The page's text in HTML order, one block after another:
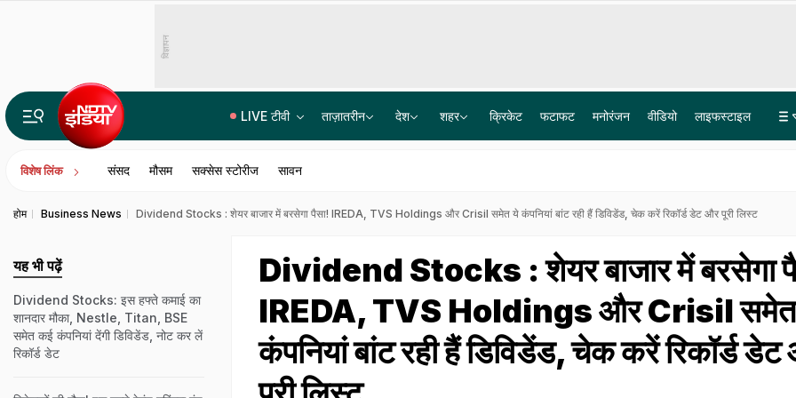
विज्ञापन
LIVE टीवी ताज़ातरीन देश शहर क्रिकेट फटाफट मनोरंजन वीडियो लाइफस्टाइल
विशेष लिंक संसद मौसम सक्सेस स्टोरीज सावन
होम Business News Dividend Stocks : शेयर बाजार में बरसेगा पैसा! IREDA, TVS Holdings और Crisil समेत ये कंपनियां बांट रही हैं डिविडेंड, चेक करें रिकॉर्ड डेट और पूरी लिस्ट
Dividend Stocks : शेयर बाजार में बरसेगा
IREDA, TVS Holdings और Crisil
कंपनियां बांट रही हैं डिविडेंड, चेक करें रिकॉर्ड
यह भी पढ़ें
Dividend Stocks: इस हफ्ते कमाई का
शानदार मौका, Nestle, Titan, BSE
समेत कई कंपनियां देंगी डिविडेंड, नोट कर लें
रिकॉर्ड डेट